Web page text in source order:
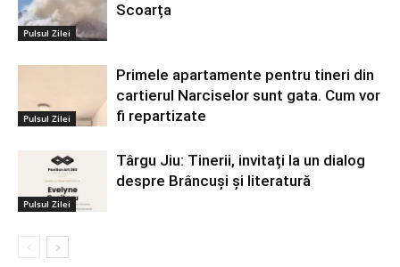
Pulsul Zilei
Scoarța
Pulsul Zilei
Primele apartamente pentru tineri din
cartierul Narciselor sunt gata. Cum vor
fi repartizate
Pulsul Zilei
Târgu Jiu: Tinerii, invitați la un dialog
despre Brâncuși și literatură